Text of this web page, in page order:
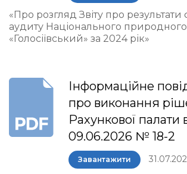
«Про розгляд Звіту про результати
аудиту Національного
«Голосіївський» за 2024 рік»
Інформаційне
про виконання
Рахункової палати
09.06.2026 № 18-2
Завантажити